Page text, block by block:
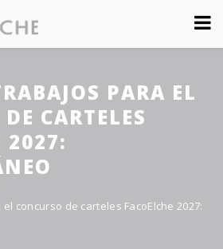
Sobre nosotros
Congreso
Multimedia
Foro FacoElche
Comunicación
PARA EL
CARTELES
2027:
concurso de carteles FacoElche 2027: